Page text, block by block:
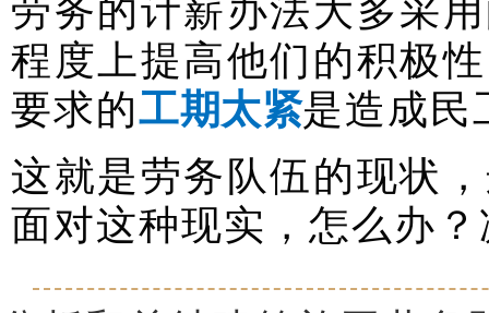
劳务的计薪办法大多采
程度上提高他们的积极
要求的工期太紧是造成民
这就是劳务队伍的现状
面对这种现实，怎么办